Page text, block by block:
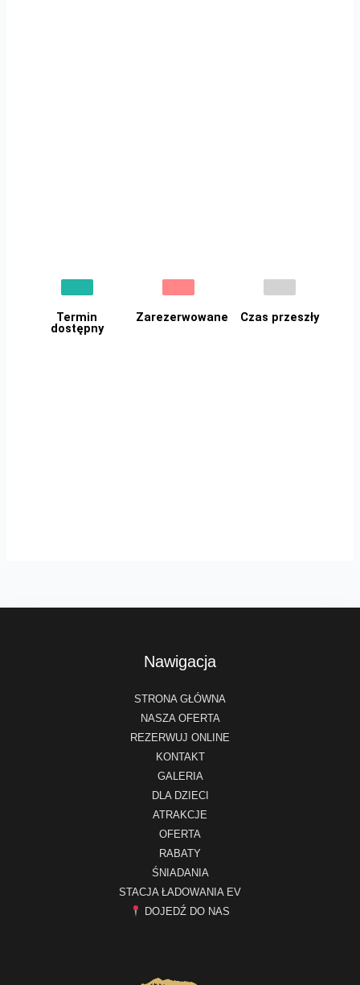
Termin
dostępny
Zarezerwowane Czas przeszły
Nawigacja
STRONA GŁÓWNA
NASZA OFERTA
REZERWUJ ONLINE
KONTAKT
GALERIA
DLA DZIECI
ATRAKCJE
OFERTA
RABATY
ŚNIADANIA
STACJA ŁADOWANIA EV
DOJEDŹ DO NAS